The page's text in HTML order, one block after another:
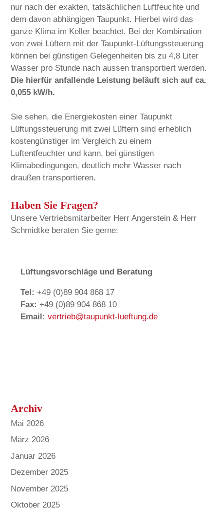
nur nach der exakten, tatsächlichen Luftfeuchte und
dem davon abhängigen Taupunkt. Hierbei wird das
ganze Klima im Keller beachtet. Bei der Kombination
von zwei Lüftern mit der Taupunkt-Lüftungssteuerung
können bei günstigen Gelegenheiten bis zu 4,8 Liter
Wasser pro Stunde nach aussen transportiert werden.
Die hierfür anfallende Leistung beläuft sich auf ca.
0,055 kW/h.
Sie sehen, die Energiekosten einer Taupunkt
Lüftungssteuerung mit zwei Lüftern sind erheblich
kostengünstiger im Vergleich zu einem
Luftentfeuchter und kann, bei günstigen
Klimabedingungen, deutlich mehr Wasser nach
draußen transportieren.
Haben Sie Fragen?
Unsere Vertriebsmitarbeiter Herr Angerstein & Herr
Schmidtke beraten Sie gerne:
Lüftungsvorschläge und Beratung
Tel: +49 (0)89 904 868 17
Fax: +49 (0)89 904 868 10
Email: vertrieb@taupunkt-lueftung.de
Archiv
Mai 2026
März 2026
Januar 2026
Dezember 2025
November 2025
Oktober 2025